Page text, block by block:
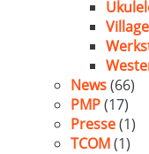
News(66)
PMP(17)
Presse(1)
TCOM(1)